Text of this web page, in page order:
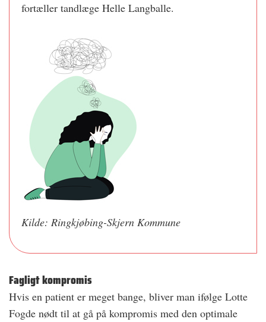
fortæller tandlæge Helle Langballe.
Kilde: Ringkjøbing-Skjern Kommune
Fagligt kompromis
Hvis en patient er meget bange, bliver man ifølge Lotte
Fogde nødt til at gå på kompromis med den optimale